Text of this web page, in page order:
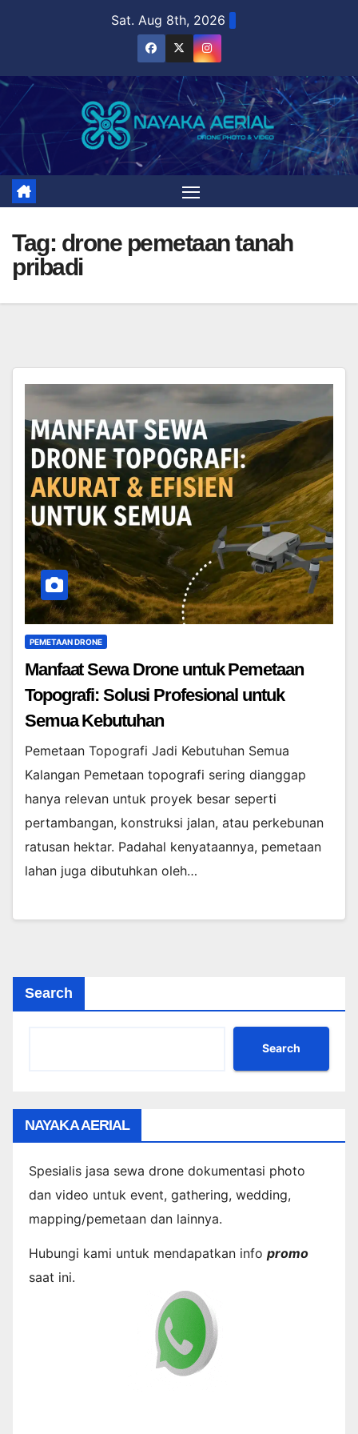
Sat. Aug 8th, 2026
Tag: drone pemetaan tanah
pribadi
PEMETAAN DRONE
Manfaat Sewa Drone untuk Pemetaan
Topografi: Solusi Profesional untuk
Semua Kebutuhan
Pemetaan Topografi Jadi Kebutuhan Semua
Kalangan Pemetaan topografi sering dianggap
hanya relevan untuk proyek besar seperti
pertambangan, konstruksi jalan, atau perkebunan
ratusan hektar. Padahal kenyataannya, pemetaan
lahan juga dibutuhkan oleh…
Search
Search
NAYAKA AERIAL
Spesialis jasa sewa drone dokumentasi photo
dan video untuk event, gathering, wedding,
mapping/pemetaan dan lainnya.
Hubungi kami untuk mendapatkan info promo
saat ini.